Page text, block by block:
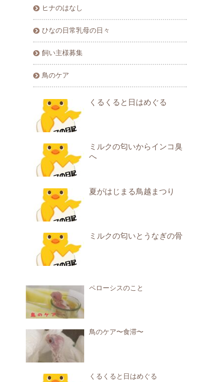
ヒナのはなし
ひなの日常乳母の日々
飼い主様募集
鳥のケア
くるくると日はめぐる
ミルクの匂いからインコ臭
へ
夏がはじまる鳥越まつり
ミルクの匂いとうなぎの骨
ペローシスのこと
鳥のケア〜食滞〜
くるくると日はめぐる